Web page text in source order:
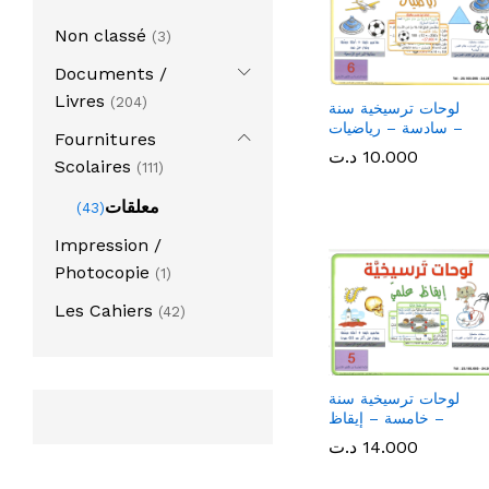
لوحات ترسيخية سنة
سادسة – رياضيات –
10.000 د.ت 10.000 د.ت
لوحات ترسيخية سنة
خامسة – إيقاظ –
14.000 د.ت 14.000 د.ت
Non classé (3)
Documents /
Livres (204)
Fournitures
Scolaires (111)
معلقات(43)
Impression /
Photocopie (1)
Les Cahiers (42)